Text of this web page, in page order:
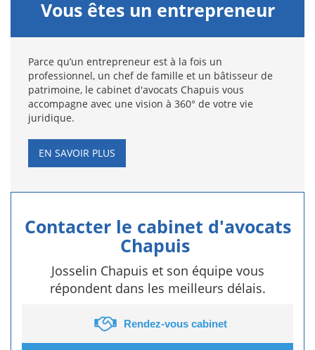
Vous êtes un entrepreneur
Parce qu’un entrepreneur est à la fois un
professionnel, un chef de famille et un bâtisseur de
patrimoine, le cabinet d'avocats Chapuis vous
accompagne avec une vision à 360° de votre vie
juridique.
EN SAVOIR PLUS
Contacter le cabinet d'avocats
Chapuis
Josselin Chapuis et son équipe vous
répondent dans les meilleurs délais.
Rendez-vous cabinet